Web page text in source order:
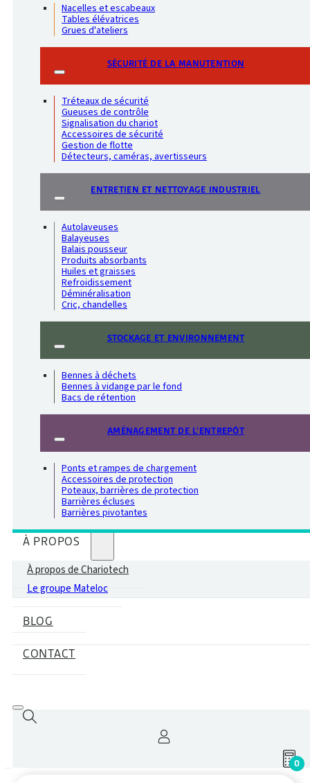
Nacelles et escabeaux
Tables élévatrices
Grues d'ateliers
SÉCURITÉ DE LA MANUTENTION
Tréteaux de sécurité
Gueuses de contrôle
Signalisation du chariot
Accessoires de sécurité
Gestion de flotte
Détecteurs, caméras, avertisseurs
ENTRETIEN ET NETTOYAGE INDUSTRIEL
Autolaveuses
Balayeuses
Balais pousseur
Produits absorbants
Huiles et graisses
Refroidissement
Déminéralisation
Cric, chandelles
STOCKAGE ET ENVIRONNEMENT
Bennes à déchets
Bennes à vidange par le fond
Bacs de rétention
AMÉNAGEMENT DE L'ENTREPÔT
Ponts et rampes de chargement
Accessoires de protection
Poteaux, barrières de protection
Barrières écluses
Barrières pivotantes
À PROPOS
À propos de Chariotech
Le groupe Mateloc
BLOG
CONTACT
0